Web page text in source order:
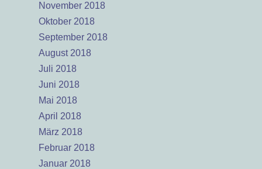
November 2018
Oktober 2018
September 2018
August 2018
Juli 2018
Juni 2018
Mai 2018
April 2018
März 2018
Februar 2018
Januar 2018